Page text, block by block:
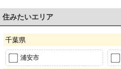
住みたいエリア
千葉県
浦安市